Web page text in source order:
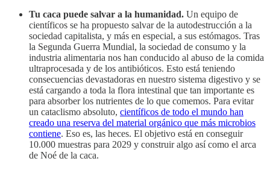
Tu caca puede salvar a la humanidad. Un equipo de
científicos se ha propuesto salvar de la autodestrucción a la
sociedad capitalista, y más en especial, a sus estómagos. Tras
la Segunda Guerra Mundial, la sociedad de consumo y la
industria alimentaria nos han conducido al abuso de la comida
ultraprocesada y de los antibióticos. Esto está teniendo
consecuencias devastadoras en nuestro sistema digestivo y se
está cargando a toda la flora intestinal que tan importante es
para absorber los nutrientes de lo que comemos. Para evitar
un cataclismo absoluto, científicos de todo el mundo han
creado una reserva del material orgánico que más microbios
contiene. Eso es, las heces. El objetivo está en conseguir
10.000 muestras para 2029 y construir algo así como el arca
de Noé de la caca.